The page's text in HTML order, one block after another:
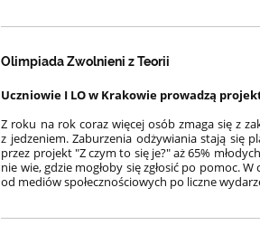
Olimpiada Zwolnieni z Teorii
Uczniowie I LO w Krakowie prowadzą
Z roku na rok coraz więcej osób zmaga się z
z jedzeniem. Zaburzenia odżywiania stają się
przez projekt "Z czym to się je?" aż 65%
nie wie, gdzie mogłoby się zgłosić po pomoc.
od mediów społecznościowych po liczne